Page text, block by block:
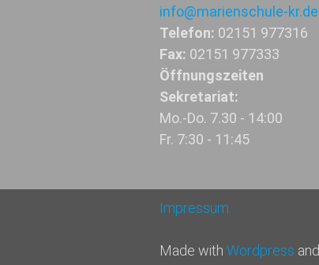
info@marienschule-kr.de
Telefon: 02151 977316
Fax: 02151 977333
Öffnungszeiten
Sekretariat:
Mo.-Do. 7.30 - 14:00
Fr. 7:30 - 11:45
Impressum
Made with Wordpress and